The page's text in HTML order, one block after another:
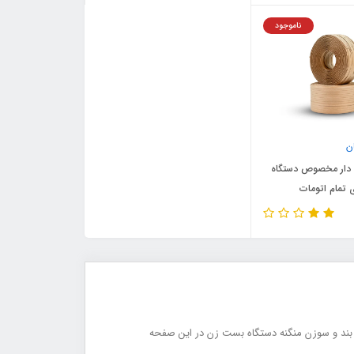
ناموجود
مخصوص دستگاه
تمام اتومات
بند و سوزن منگنه دستگاه بست زن در این صفحه